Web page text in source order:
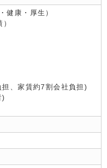
健康・厚生）
、家賃約7割会社負担)
)